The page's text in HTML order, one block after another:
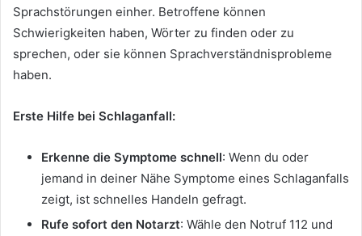
Sprachstörungen einher. Betroffene können
Schwierigkeiten haben, Wörter zu finden oder zu
sprechen, oder sie können Sprachverständnisprobleme
haben.
Erste Hilfe bei Schlaganfall:
Erkenne die Symptome schnell: Wenn du oder
jemand in deiner Nähe Symptome eines Schlaganfalls
zeigt, ist schnelles Handeln gefragt.
Rufe sofort den Notarzt: Wähle den Notruf 112 und